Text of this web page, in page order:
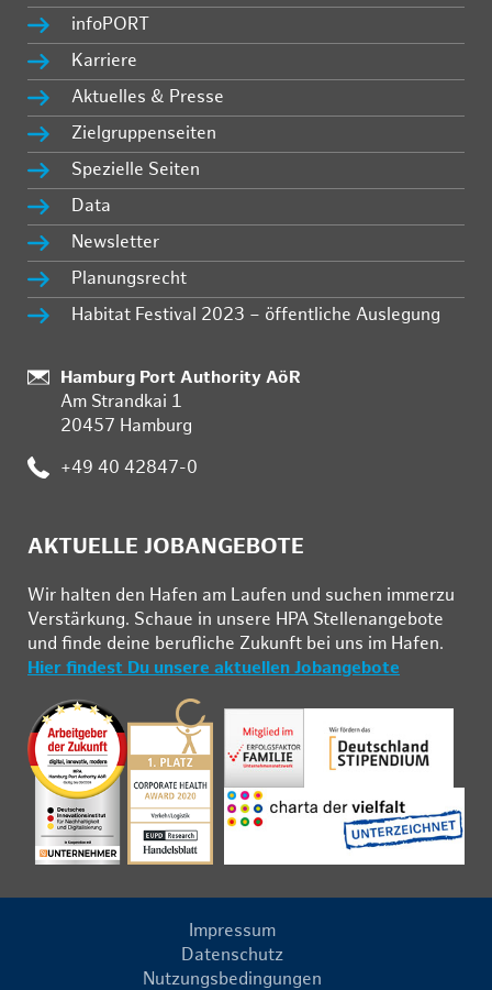
infoPORT
Karriere
Aktuelles & Presse
Zielgruppenseiten
Spezielle Seiten
Data
Newsletter
Planungsrecht
Habitat Festival 2023 – öffentliche Auslegung
:
Hamburg Port Authority AöR
Am Strandkai 1
20457 Hamburg
: +49 40 42847-0
AKTUELLE JOBANGEBOTE
Wir hal­ten den Ha­fen am Lau­fen und su­chen im­mer­zu
Ver­stär­kung. Schau­e in un­se­re HPA Stel­len­an­ge­bo­te
und fin­de deine be­ruf­li­che Zu­kunft bei uns im Ha­fen.
Hier findest Du unsere aktuellen Jobangebote
Impressum
Datenschutz
Nutzungsbedingungen